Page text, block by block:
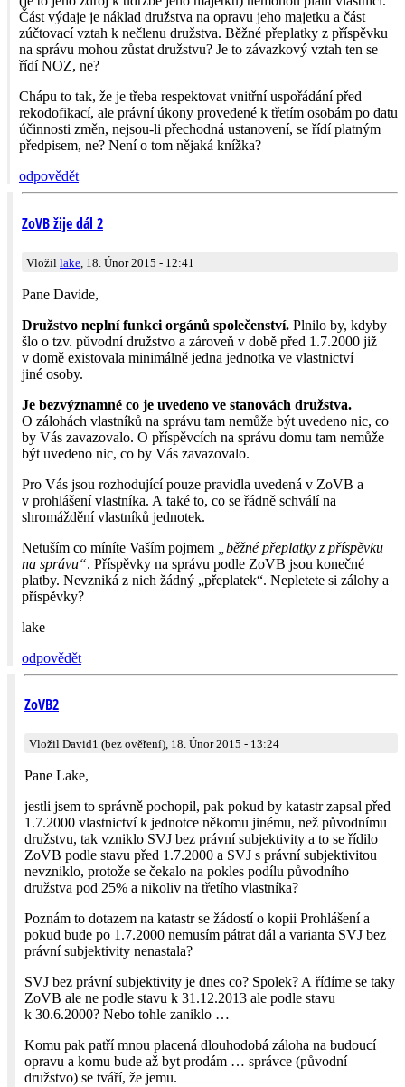
Část výdaje je náklad družstva na opravu jeho majetku a část
zúčtovací vztah k nečlenu družstva. Běžné přeplatky z příspěvku
na správu mohou zůstat družstvu? Je to závazkový vztah ten se
řídí NOZ, ne?
Chápu to tak, že je třeba respektovat vnitřní uspořádání před
rekodofikací, ale právní úkony provedené k třetím osobám po datu
účinnosti změn, nejsou-li přechodná ustanovení, se řídí platným
předpisem, ne? Není o tom nějaká knížka?
odpovědět
ZoVB žije dál 2
Vložil lake , 18. Únor 2015 - 12:41
Pane Davide,
Družstvo neplní funkci orgánů společenství. Plnilo by, kdyby
šlo o tzv. původní družstvo a zároveň v době před 1.7.2000 již
v domě existovala minimálně jedna jednotka ve vlastnictví
jiné osoby.
Je bezvýznamné co je uvedeno ve stanovách družstva.
O zálohách vlastníků na správu tam nemůže být uvedeno nic, co
by Vás zavazovalo. O příspěvcích na správu domu tam nemůže
být uvedeno nic, co by Vás zavazovalo.
Pro Vás jsou rozhodující pouze pravidla uvedená v ZoVB a
v prohlášení vlastníka. A také to, co se řádně schválí na
shromáždění vlastníků jednotek.
Netuším co míníte Vaším pojmem
„běžné přeplatky z příspěvku
na správu“. Příspěvky na správu podle ZoVB jsou konečné
platby. Nevzniká z nich žádný „přeplatek“. Nepletete si zálohy a
příspěvky?
lake
odpovědět
ZoVB2
Vložil David1 (bez ověření), 18. Únor 2015 - 13:24
Pane Lake,
jestli jsem to správně pochopil, pak pokud by katastr zapsal před
1.7.2000 vlas­tnictví k jednotce někomu jinému, než původnímu
družstvu, tak vzniklo SVJ bez právní subjektivity a to se řídilo
ZoVB podle stavu před 1.7.2000 a SVJ s právní subjektivitou
nevzniklo, protože se čekalo na pokles podílu původního
družstva pod 25% a nikoliv na třetího vlastníka?
Poznám to dotazem na katastr se žádostí o kopii Prohlášení a
pokud bude po 1.7.2000 nemusím pátrat dál a varianta SVJ bez
právní subjektivity nenastala?
SVJ bez právní subjektivity je dnes co? Spolek? A řídíme se taky
ZoVB ale ne podle stavu k 31.12.2013 ale podle stavu
k 30.6.2000? Nebo tohle zaniklo …
Komu pak patří mnou placená dlouhodobá záloha na budoucí
opravu a komu bude až byt prodám … správce (původní
družstvo) se tváří, že jemu.